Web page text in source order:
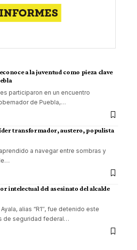
a la juventud como pieza clave
participaron en un encuentro
de Puebla,…
transformador, austero, populista
a navegar entre sombras y
…
intelectual del asesinato del alcalde
alias “R1″, fue detenido este
de seguridad federal…